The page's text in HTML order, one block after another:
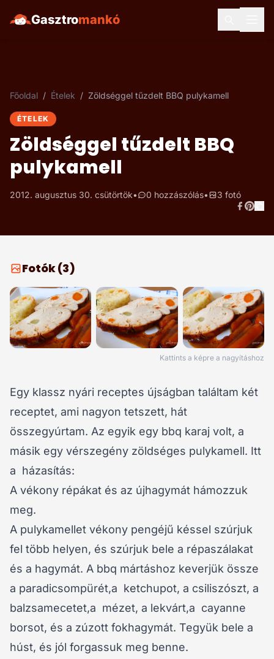
Gasztromankó
Főoldal / Ételek / Zöldséggel tűzdelt BBQ pulykamell
ÉTELEK
Zöldséggel tűzdelt BBQ
pulykamell
2012. augusztus 30. csütörtök• 0 hozzászólás• 3 fotó
Fotók (3)
Kattints a képre a nagyításhoz
Egy klassz nyári receptes újságban találtam két
receptet, ami nagyon tetszett, hát
összegyúrtam. Az egyik egy bbq karaj volt, a
másik egy vérszegény zöldséges pulykamell. Itt
a házasítás:
A vékony répákat és az újhagymát hámozzuk
meg.
A pulykamellet vékony pengéjű késsel szúrjuk
fel több helyen, és szúrjuk bele a répaszálakat
és a hagymát. A bbq mártáshoz keverjük össze
a paradicsompürét,a ketchupot, a csiliszószt, a
balzsamecetet,a mézet, a lekvárt,a cayanne
borsot, és a zúzott fokhagymát. Tegyük bele a
húst, és jól forgassuk meg benne.